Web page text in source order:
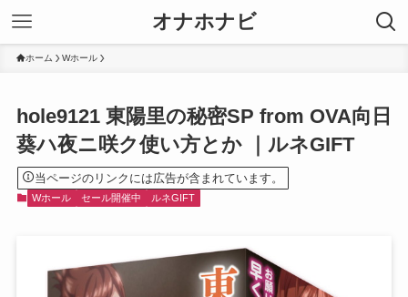
オナホナビ
ホーム Wホール
hole9121 東陽里の秘密SP from OVA向日
葵ハ夜ニ咲ク使い方とか ｜ルネGIFT
当ページのリンクには広告が含まれています。
Wホール セール開催中 ルネGIFT